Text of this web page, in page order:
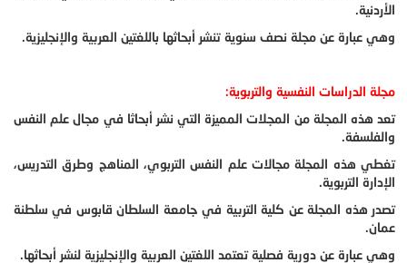
الأردنية.
وهي عبارة عن مجلة نصف سنوية تنشر أبحاثها باللغتين العربية والإنجليزية.
مجلة الدراسات النفسية والتربوية:
تعد هذه المجلة من المجلات المميزة التي نشر أبحاثا في مجال علم النفس
والفلسفة.
تغطي هذه المجلة مجالات علم النفس التربوي، المناهج وطرق التدريس،
الإدارة التربوية.
تصدر هذه المجلة عن كلية التربية في جامعة السلطان قابوس في سلطنة
عمان.
وهي عبارة عن دورية فصلية تعتمد اللغتين العربية والإنجليزية لنشر أبحاثها.